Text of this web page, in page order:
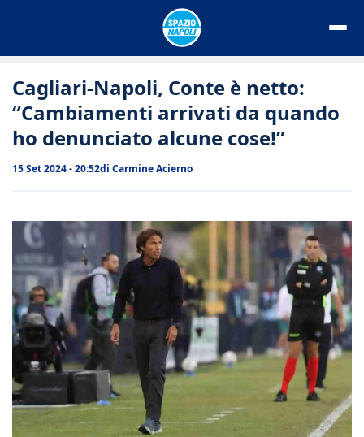
Cagliari-Napoli, Conte è netto:
“Cambiamenti arrivati da quando
ho denunciato alcune cose!”
15 Set 2024 - 20:52di Carmine Acierno